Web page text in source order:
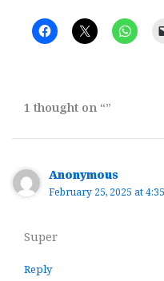
1 thought on “”
Anonymous
February 25, 2025 at
Super
Reply